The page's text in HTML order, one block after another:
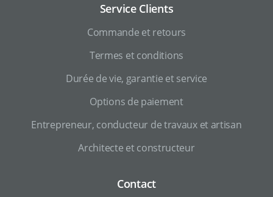
Service Clients
Commande et retours
Termes et conditions
Durée de vie, garantie et service
Options de paiement
Entrepreneur, conducteur de travaux et artisan
Architecte et constructeur
Contact